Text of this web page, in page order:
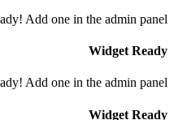
Add one in the admin panel.
Widget Ready
Add one in the admin panel.
Widget Ready